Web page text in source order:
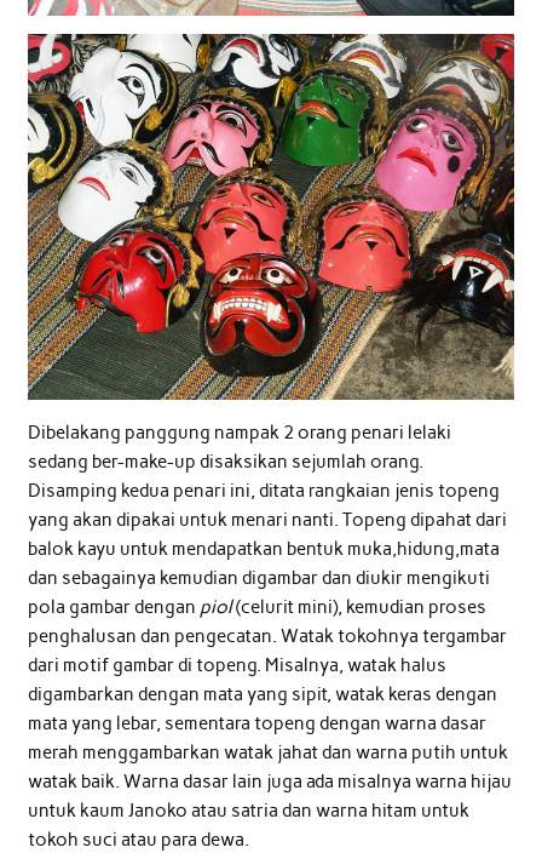
Dibelakang panggung nampak 2 orang penari lelaki
sedang ber-make-up disaksikan sejumlah orang.
Disamping kedua penari ini, ditata rangkaian jenis topeng
yang akan dipakai untuk menari nanti. Topeng dipahat dari
balok kayu untuk mendapatkan bentuk muka,hidung,mata
dan sebagainya kemudian digambar dan diukir mengikuti
pola gambar dengan piol(celurit mini), kemudian proses
penghalusan dan pengecatan. Watak tokohnya tergambar
dari motif gambar di topeng. Misalnya, watak halus
digambarkan dengan mata yang sipit, watak keras dengan
mata yang lebar, sementara topeng dengan warna dasar
merah menggambarkan watak jahat dan warna putih untuk
watak baik. Warna dasar lain juga ada misalnya warna hijau
untuk kaum Janoko atau satria dan warna hitam untuk
tokoh suci atau para dewa.